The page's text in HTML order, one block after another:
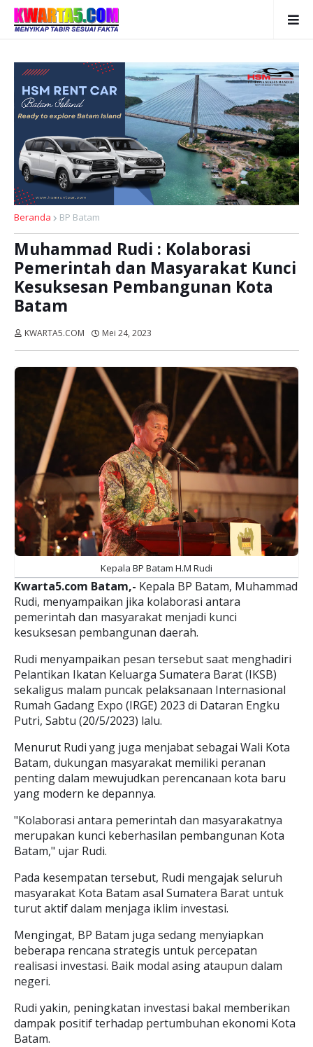
Beranda BP Batam
Muhammad Rudi : Kolaborasi
Pemerintah dan Masyarakat Kunci
Kesuksesan Pembangunan Kota
Batam
KWARTA5.COM Mei 24, 2023
Kepala BP Batam H.M Rudi
Kwarta5.com Batam,- Kepala BP Batam, Muhammad
Rudi, menyampaikan jika kolaborasi antara
pemerintah dan masyarakat menjadi kunci
kesuksesan pembangunan daerah.
Rudi menyampaikan pesan tersebut saat menghadiri
Pelantikan Ikatan Keluarga Sumatera Barat (IKSB)
sekaligus malam puncak pelaksanaan Internasional
Rumah Gadang Expo (IRGE) 2023 di Dataran Engku
Putri, Sabtu (20/5/2023) lalu.
Menurut Rudi yang juga menjabat sebagai Wali Kota
Batam, dukungan masyarakat memiliki peranan
penting dalam mewujudkan perencanaan kota baru
yang modern ke depannya.
"Kolaborasi antara pemerintah dan masyarakatnya
merupakan kunci keberhasilan pembangunan Kota
Batam," ujar Rudi.
Pada kesempatan tersebut, Rudi mengajak seluruh
masyarakat Kota Batam asal Sumatera Barat untuk
turut aktif dalam menjaga iklim investasi.
Mengingat, BP Batam juga sedang menyiapkan
beberapa rencana strategis untuk percepatan
realisasi investasi. Baik modal asing ataupun dalam
negeri.
Rudi yakin, peningkatan investasi bakal memberikan
dampak positif terhadap pertumbuhan ekonomi Kota
Batam.